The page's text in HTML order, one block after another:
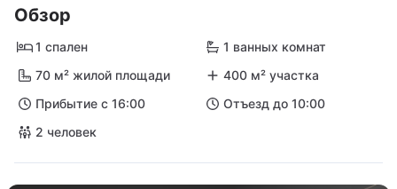
Обзор
1 спален
1 ванных комнат
70 м² жилой площади
400 м² участка
Прибытие с 16:00
Отъезд до 10:00
2 человек